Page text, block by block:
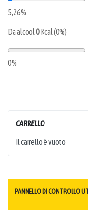
5,26%
Da alcool0Kcal (0%)
0%
CARRELLO
Il carrello è vuoto
PANNELLO DI CONTROLLO